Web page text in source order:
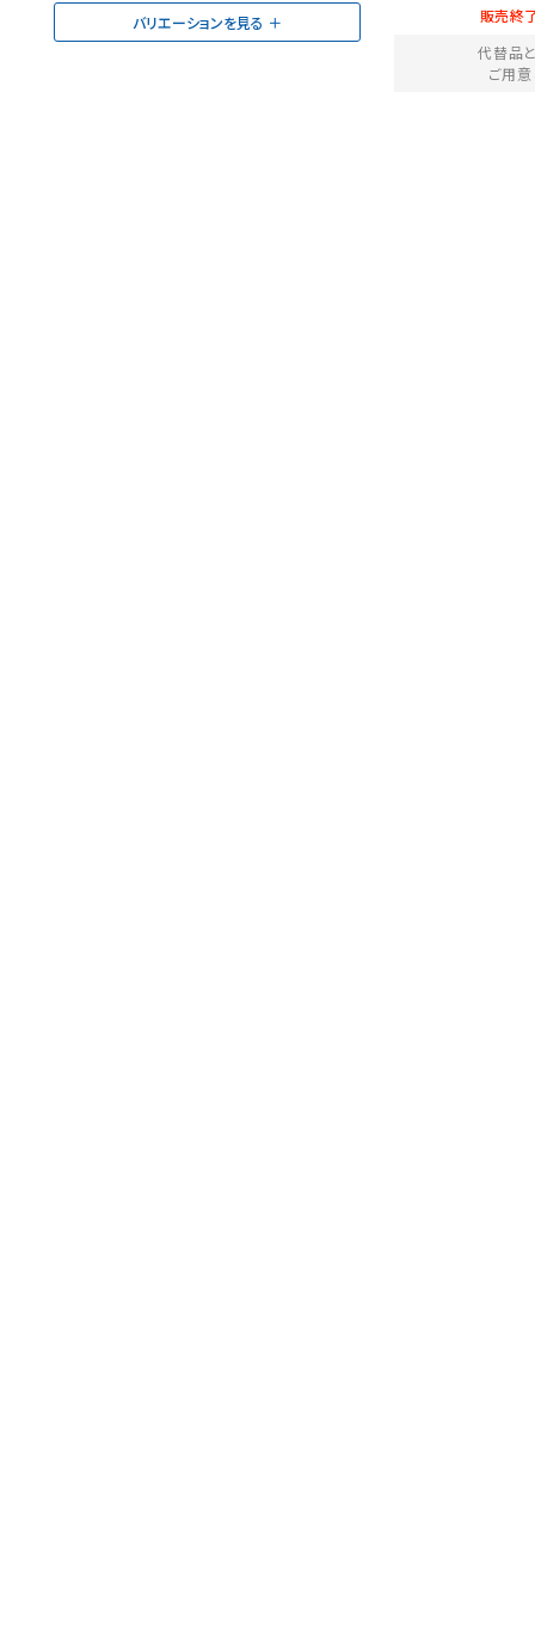
バリエーションを見る
販売終
代替品
ご用意